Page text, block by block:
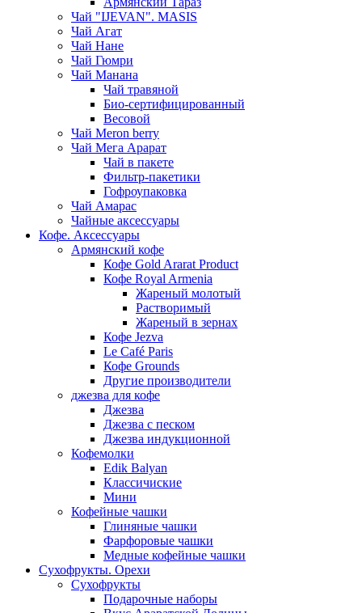
Чай "IJEVAN". MASIS
Чай Агат
Чай Нане
Чай Гюмри
Чай Манана
Чай травяной
Био-сертифицированный
Весовой
Чай Meron berry
Чай Мега Арарат
Чай в пакете
Фильтр-пакетики
Гофроупаковка
Чай Амарас
Чайные аксессуары
Кофе. Аксессуары
Армянский кофе
Кофе Gold Ararat Product
Кофе Royal Armenia
Жареный молотый
Растворимый
Жареный в зернах
Кофе Jezva
Le Café Paris
Кофе Grounds
Другие производители
джезва для кофе
Джезва
Джезва с песком
Джезва индукционной
Кофемолки
Edik Balyan
Классичиские
Мини
Кофейные чашки
Глиняные чашки
Фарфоровые чашки
Медные кофейные чашки
Сухофрукты. Орехи
Сухофрукты
Подарочные наборы